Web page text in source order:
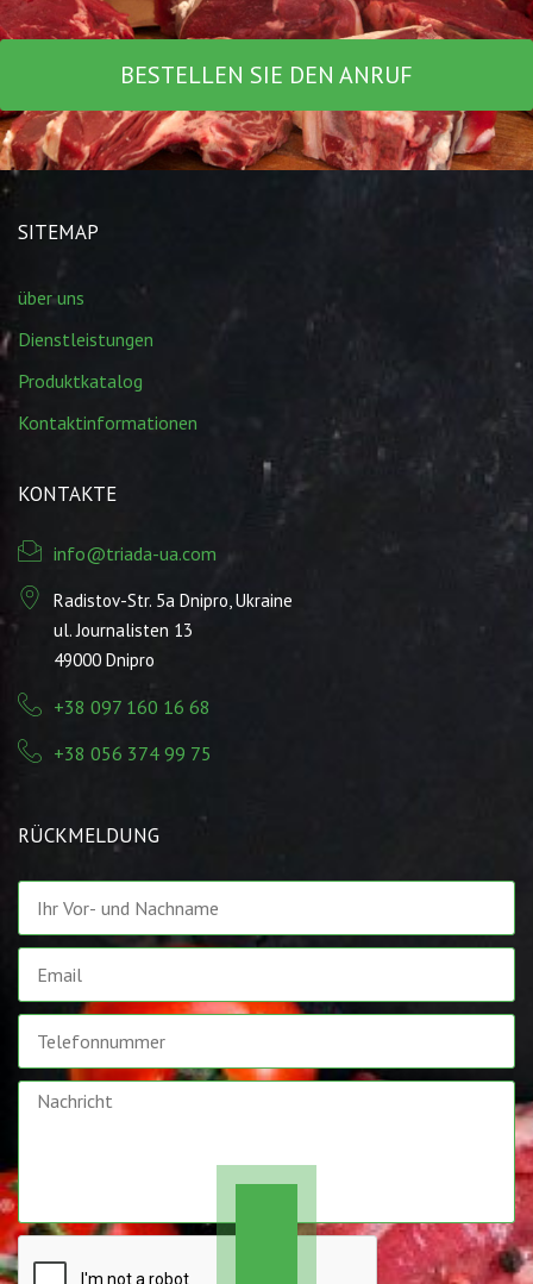
BESTELLEN SIE DEN ANRUF
SITEMAP
über uns
Dienstleistungen
Produktkatalog
Kontaktinformationen
KONTAKTE
info@triada-ua.com
Radistov-Str. 5а Dnipro, Ukraine
ul. Journalisten 13
49000 Dnipro
+38 097 160 16 68
+38 056 374 99 75
RÜCKMELDUNG